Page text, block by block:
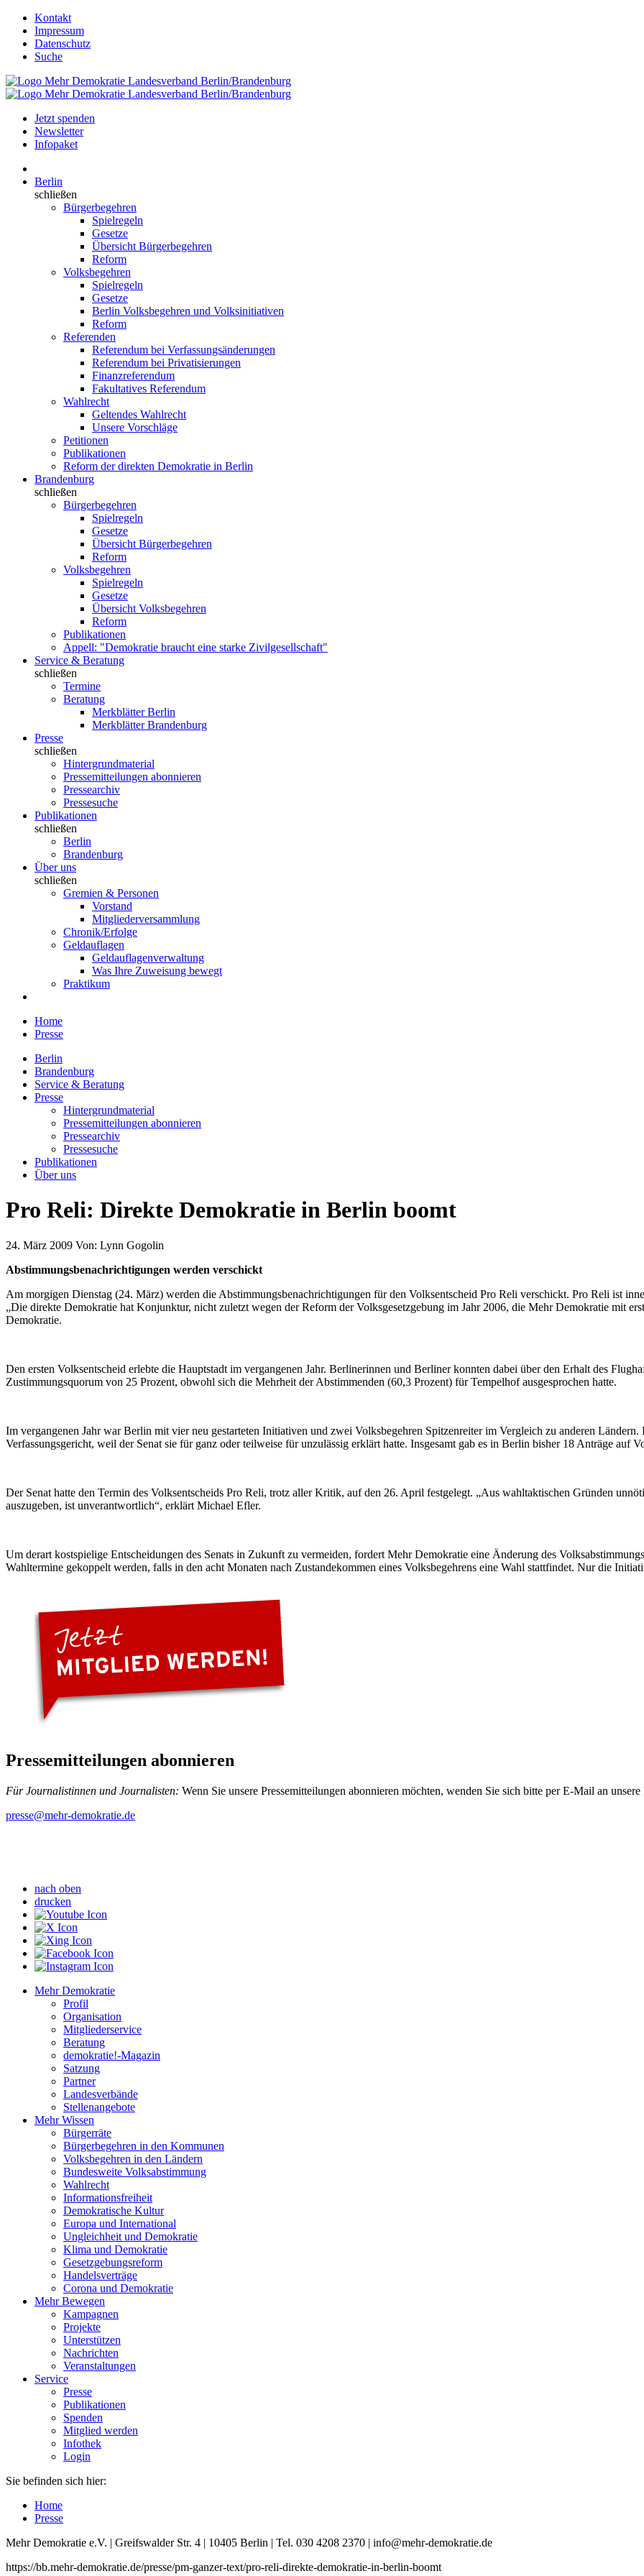
Kontakt
Impressum
Datenschutz
Suche
Jetzt spenden
Newsletter
Infopaket
Berlin
schließen
Bürgerbegehren
Spielregeln
Gesetze
Übersicht Bürgerbegehren
Reform
Volksbegehren
Spielregeln
Gesetze
Berlin Volksbegehren und Volksinitiativen
Reform
Referenden
Referendum bei Verfassungsänderungen
Referendum bei Privatisierungen
Finanzreferendum
Fakultatives Referendum
Wahlrecht
Geltendes Wahlrecht
Unsere Vorschläge
Petitionen
Publikationen
Reform der direkten Demokratie in Berlin
Brandenburg
schließen
Bürgerbegehren
Spielregeln
Gesetze
Übersicht Bürgerbegehren
Reform
Volksbegehren
Spielregeln
Gesetze
Übersicht Volksbegehren
Reform
Publikationen
Appell: "Demokratie braucht eine starke Zivilgesellschaft"
Service & Beratung
schließen
Termine
Beratung
Merkblätter Berlin
Merkblätter Brandenburg
Presse
schließen
Hintergrundmaterial
Pressemitteilungen abonnieren
Pressearchiv
Pressesuche
Publikationen
schließen
Berlin
Brandenburg
Über uns
schließen
Gremien & Personen
Vorstand
Mitgliederversammlung
Chronik/Erfolge
Geldauflagen
Geldauflagenverwaltung
Was Ihre Zuweisung bewegt
Praktikum
Home
Presse
Berlin
Brandenburg
Service & Beratung
Presse
Hintergrundmaterial
Pressemitteilungen abonnieren
Pressearchiv
Pressesuche
Publikationen
Über uns
Pro Reli: Direkte Demokratie in Berlin boomt
24. März 2009 Von: Lynn Gogolin
Abstimmungsbenachrichtigungen werden verschickt
Am morgigen Dienstag (24. März) werden die Abstimmungsbenachrichtigungen für den Volksentscheid Pro Reli verschickt. Pro Reli ist
„Die direkte Demokratie hat Konjunktur, nicht zuletzt wegen der Reform der Volksgesetzgebung im Jahr 2006, die Mehr Demokratie mit
Demokratie.
Den ersten Volksentscheid erlebte die Hauptstadt im vergangenen Jahr. Berlinerinnen und Berliner konnten dabei über den Erhalt des
Zustimmungsquorum von 25 Prozent, obwohl sich die Mehrheit der Abstimmenden (60,3 Prozent) für Tempelhof ausgesprochen hatte.
Im vergangenen Jahr war Berlin mit vier neu gestarteten Initiativen und zwei Volksbegehren Spitzenreiter im Vergleich zu anderen
Verfassungsgericht, weil der Senat sie für ganz oder teilweise für unzulässig erklärt hatte. Insgesamt gab es in Berlin bisher 18 Anträge auf
Der Senat hatte den Termin des Volksentscheids Pro Reli, trotz aller Kritik, auf den 26. April festgelegt. „Aus wahltaktischen Gründen
auszugeben, ist unverantwortlich“, erklärt Michael Efler.
Um derart kostspielige Entscheidungen des Senats in Zukunft zu vermeiden, fordert Mehr Demokratie eine Änderung des
Wahltermine gekoppelt werden, falls in den acht Monaten nach Zustandekommen eines Volksbegehrens eine Wahl stattfindet. Nur die
Pressemitteilungen abonnieren
Für Journalistinnen und Journalisten: Wenn Sie unsere Pressemitteilungen abonnieren möchten, wenden Sie sich bitte per E-Mail an unsere
presse@mehr-demokratie.de
nach oben
drucken
Mehr Demokratie
Profil
Organisation
Mitgliederservice
Beratung
demokratie!-Magazin
Satzung
Partner
Landesverbände
Stellenangebote
Mehr Wissen
Bürgerräte
Bürgerbegehren in den Kommunen
Volksbegehren in den Ländern
Bundesweite Volksabstimmung
Wahlrecht
Informationsfreiheit
Demokratische Kultur
Europa und International
Ungleichheit und Demokratie
Klima und Demokratie
Gesetzgebungsreform
Handelsverträge
Corona und Demokratie
Mehr Bewegen
Kampagnen
Projekte
Unterstützen
Nachrichten
Veranstaltungen
Service
Presse
Publikationen
Spenden
Mitglied werden
Infothek
Login
Sie befinden sich hier:
Home
Presse
Mehr Demokratie e.V. | Greifswalder Str. 4 | 10405 Berlin | Tel. 030 4208 2370 | info@mehr-demokratie.de
https://bb.mehr-demokratie.de/presse/pm-ganzer-text/pro-reli-direkte-demokratie-in-berlin-boomt